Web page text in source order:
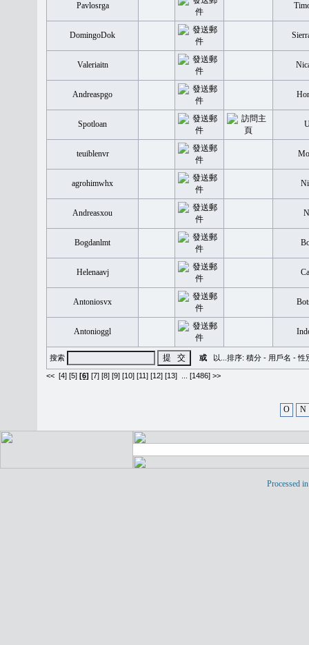
Pavlosrga
DomingoDok
Valeriaitn
Andreaspgo
Spotloan
teuiblenvr
agrohimwhx
Andreasxou
Bogdanlmt
Helenaavj
Antoniosvx
Antonioggl
搜索 或 以...排序: 積分 - 用戶名 -性
<< [4] [5] [6] [7] [8] [9] [10] [11] [12] [13] [1486] >>
O N
Processed